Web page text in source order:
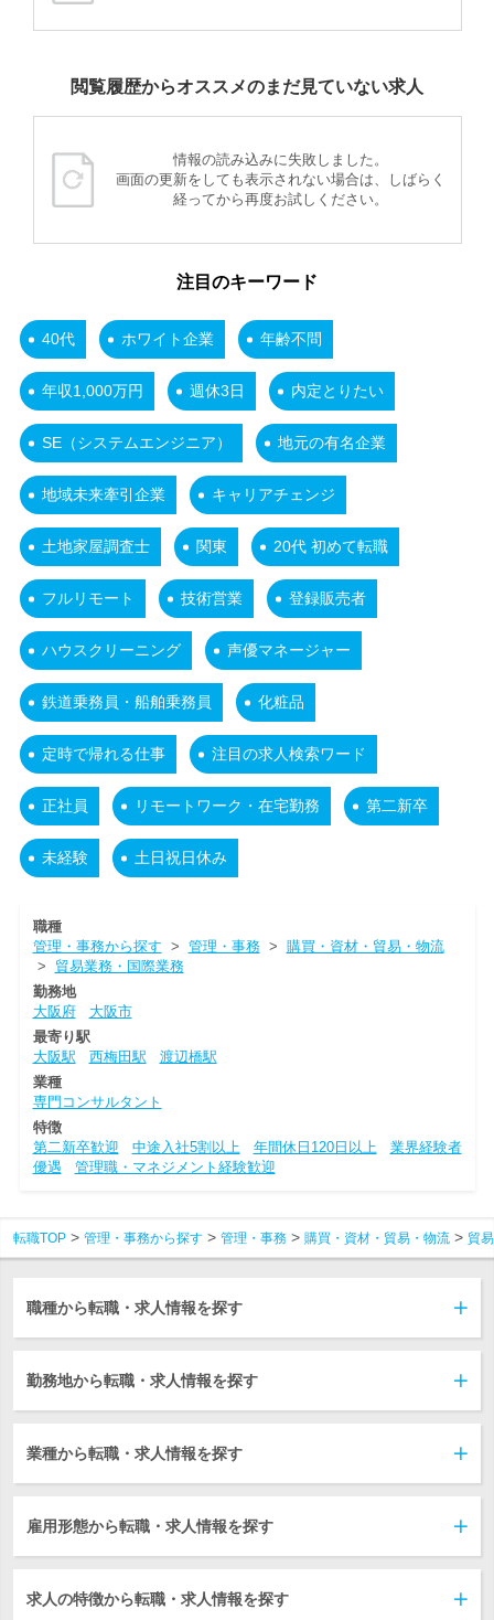
閲覧履歴からオススメのまだ見ていない求人
情報の読み込みに失敗しました。
画面の更新をしても表示されない場合は、しばらく
経ってから再度お試しください。
注目のキーワード
40代 ホワイト企業 年齢不問
年収1,000万円 週休3日 内定とりたい
SE（システムエンジニア） 地元の有名企業
地域未来牽引企業 キャリアチェンジ
土地家屋調査士 関東 20代 初めて転職
フルリモート 技術営業 登録販売者
ハウスクリーニング 声優マネージャー
鉄道乗務員・船舶乗務員 化粧品
定時で帰れる仕事 注目の求人検索ワード
正社員 リモートワーク・在宅勤務 第二新卒
未経験 土日祝日休み
職種
管理・事務から探す > 管理・事務> 購買・資材・貿易・物流
> 貿易業務・国際業務
勤務地
大阪府
大阪市
最寄り駅
大阪駅
西梅田駅
渡辺橋駅
業種
専門コンサルタント
特徴
第二新卒歓迎
中途入社5割以上 年間休日120日以上
業界経験者
優遇
管理職・マネジメント経験歓迎
転職TOP 管理・事務から探す 管理・事務 購買・資材・貿易・物流 貿
職種から転職・求人情報を探す
勤務地から転職・求人情報を探す
業種から転職・求人情報を探す
雇用形態から転職・求人情報を探す
求人の特徴から転職・求人情報を探す